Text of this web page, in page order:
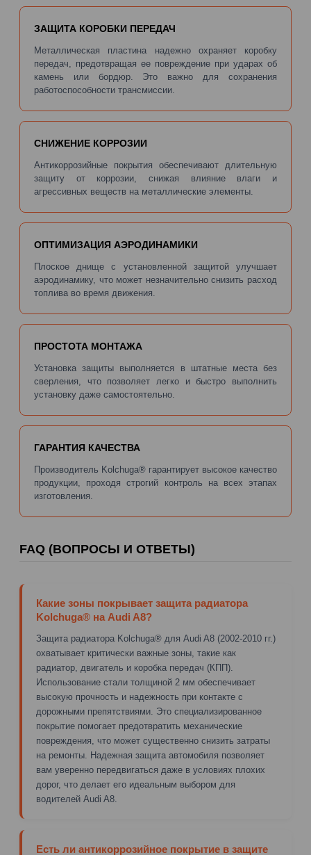
ЗАЩИТА КОРОБКИ ПЕРЕДАЧ
Металлическая пластина надежно охраняет коробку
передач, предотвращая ее повреждение при ударах об
камень или бордюр. Это важно для сохранения
работоспособности трансмиссии.
СНИЖЕНИЕ КОРРОЗИИ
Антикоррозийные покрытия обеспечивают длительную
защиту от коррозии, снижая влияние влаги и
агрессивных веществ на металлические элементы.
ОПТИМИЗАЦИЯ АЭРОДИНАМИКИ
Плоское днище с установленной защитой улучшает
аэродинамику, что может незначительно снизить расход
топлива во время движения.
ПРОСТОТА МОНТАЖА
Установка защиты выполняется в штатные места без
сверления, что позволяет легко и быстро выполнить
установку даже самостоятельно.
ГАРАНТИЯ КАЧЕСТВА
Производитель Kolchuga® гарантирует высокое качество
продукции, проходя строгий контроль на всех этапах
изготовления.
FAQ (ВОПРОСЫ И ОТВЕТЫ)
Какие зоны покрывает защита радиатора
Kolchuga® на Audi A8?
Защита радиатора Kolchuga® для Audi A8 (2002-2010 гг.)
охватывает критически важные зоны, такие как
радиатор, двигатель и коробка передач (КПП).
Использование стали толщиной 2 мм обеспечивает
высокую прочность и надежность при контакте с
дорожными препятствиями. Это специализированное
покрытие помогает предотвратить механические
повреждения, что может существенно снизить затраты
на ремонты. Надежная защита автомобиля позволяет
вам уверенно передвигаться даже в условиях плохих
дорог, что делает его идеальным выбором для
водителей Audi A8.
Есть ли антикоррозийное покрытие в защите